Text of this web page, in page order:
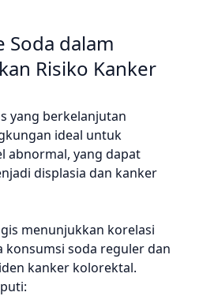
Soda dalam
Risiko Kanker
yang berkelanjutan
ideal untuk
abnormal, yang dapat
displasia dan kanker
menunjukkan korelasi
konsumsi soda reguler dan
kanker kolorektal.